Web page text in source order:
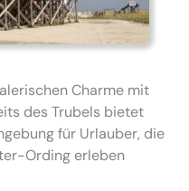
Charme mit
des Trubels bietet
für Urlauber, die
Ording erleben